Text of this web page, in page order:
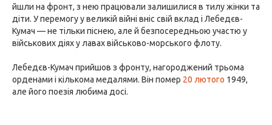
йшли на фронт, з нею працювали залишилися в тилу жінки та
діти. У перемогу у великій війні вніс свій вклад і Лебедєв-
Кумач — не тільки піснею, але й безпосередньою участю у
військових діях у лавах військово-морського флоту.
Лебедєв-Кумач прийшов з фронту, нагороджений трьома
орденами і кількома медалями. Він помер 20 лютого 1949,
але його поезія любима досі.